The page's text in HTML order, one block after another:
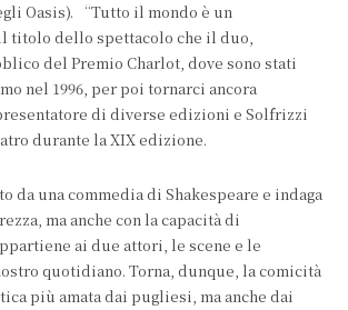
Oasis). “Tutto il mondo è un
titolo dello spettacolo che il duo,
del Premio Charlot, dove sono stati
nel 1996, per poi tornarci ancora
di diverse edizioni e Solfrizzi
durante la XIX edizione.
da una commedia di Shakespeare e indaga
ma anche con la capacità di
ai due attori, le scene e le
quotidiano. Torna, dunque, la comicità
più amata dai pugliesi, ma anche dai